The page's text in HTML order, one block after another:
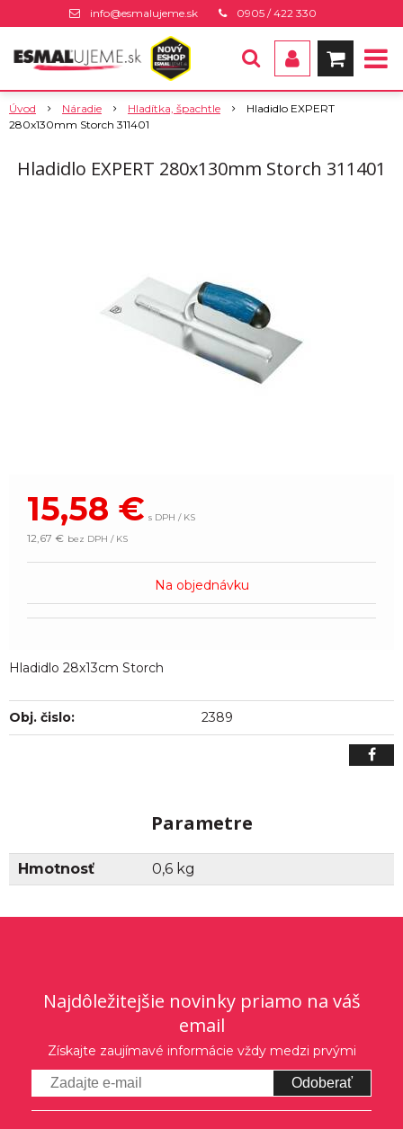
info@esmalujeme.sk 0905 / 422 330
Úvod Náradie Hladítka, špachtle
Hladidlo EXPERT
280x130mm Storch 311401
Hladidlo EXPERT 280x130mm Storch 311401
15,58 € s DPH / KS
12,67 € bez DPH / KS
Na objednávku
Hladidlo 28x13cm Storch
Obj. čislo: 2389
Parametre
Hmotnosť 0,6 kg
Najdôležitejšie novinky priamo na váš
email
Získajte zaujímavé informácie vždy medzi prvými
Odoberať